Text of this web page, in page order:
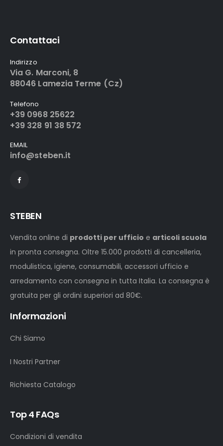
Contattaci
Indirizzo
Via G. Marconi, 8
88046 Lamezia Terme (Cz)
Telefono
+39 0968 25622
+39 328 91 38 572
EMAIL
info@steben.it
STEBEN
Vendita online di prodotti per ufficio e articoli scuola
in pronta consegna. Oltre 15.000 prodotti di cancelleria,
modulistica, igiene, consumabili, accessori ufficio e
arredamento con consegna in tutta Italia. La consegna è
gratuita per gli ordini superiori ad 80€.
Informazioni
Chi Siamo
I Nostri Partner
Richiesta Catalogo
Top 4 FAQs
Condizioni di vendita